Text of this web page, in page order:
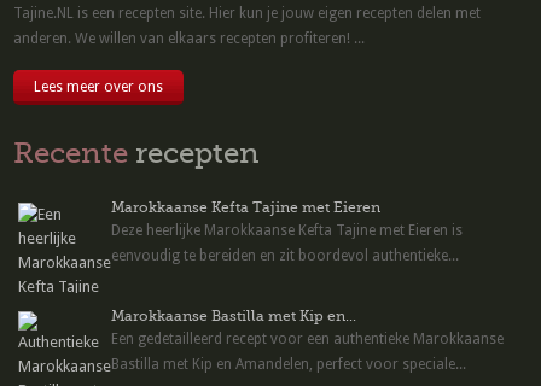
Tajine.NL is een recepten site. Hier kun je jouw eigen recepten delen met
anderen. We willen van elkaars recepten profiteren! ...
Lees meer over ons
Recente recepten
Marokkaanse Kefta Tajine met Eieren
Deze heerlijke Marokkaanse Kefta Tajine met Eieren is
eenvoudig te bereiden en zit boordevol authentieke...
Marokkaanse Bastilla met Kip en...
Een gedetailleerd recept voor een authentieke Marokkaanse
Bastilla met Kip en Amandelen, perfect voor speciale...